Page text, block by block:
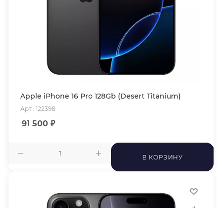
Apple iPhone 16 Pro 128Gb (Desert Titanium)
Арт.: 122398
91 500 ₽
В КОРЗИНУ